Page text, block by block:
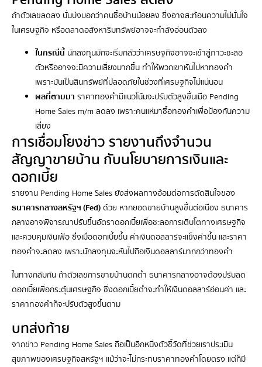
ถ้าตัวเลขลดลง นั่นบ่งบอกว่าคนซื้อบ้านน้อยลง ซึ่งอาจสะท้อนความไม่มั่นใจ
ในเศรษฐกิจ หรือตลาดอสังหาริมทรัพย์อาจจะกำลังอ่อนตัวลง
ในกรณีนี้ นักลงทุนมักจะเริ่มกลัวว่าเศรษฐกิจอาจจะเข้าสู่ภาวะชะลอ
ตัวหรืออาจจะมีความเสี่ยงมากขึ้น ทำให้พวกเขาหันไปหาทองคำ
เพราะมันเป็นสินทรัพย์ที่ปลอดภัยในช่วงที่เศรษฐกิจไม่แน่นอน
ผลที่ตามมา ราคาทองคำมีแนวโน้มจะปรับตัวสูงขึ้นเมื่อ Pending
Home Sales m/m ลดลง เพราะคนแห่มาซื้อทองคำเพื่อป้องกันความ
เสี่ยง
การเชื่อมโยงข่าว รายงานถึงจำนวน
สัญญาขายบ้าน กับนโยบายการเงินและ
ดอกเบี้ย
รายงาน Pending Home Sales ยังส่งผลทางอ้อมต่อการตัดสินใจของ
ธนาคารกลางสหรัฐฯ (Fed)ด้วย หากยอดขายบ้านสูงขึ้นต่อเนื่อง ธนาคาร
กลางอาจพิจารณาปรับขึ้นอัตราดอกเบี้ยเพื่อชะลอการเติบโตทางเศรษฐกิจ
และควบคุมเงินเฟ้อ ซึ่งเมื่อดอกเบี้ยขึ้น ค่าเงินดอลลาร์จะแข็งค่าขึ้น และราคา
ทองคำจะลดลง เพราะนักลงทุนจะหันไปถือเงินดอลลาร์มากกว่าทองคำ
ในทางกลับกัน ถ้าตัวเลขการขายบ้านตกต่ำ ธนาคารกลางอาจต้องปรับลด
ดอกเบี้ยเพื่อกระตุ้นเศรษฐกิจ ซึ่งดอกเบี้ยต่ำจะทำให้เงินดอลลาร์อ่อนค่า และ
ราคาทองคำก็จะปรับตัวสูงขึ้นตาม
บทส่งท้าย
จากข่าว Pending Home Sales ถือเป็นอีกหนึ่งตัวชี้วัดที่ช่วยเราประเมิน
สุขภาพของเศรษฐกิจสหรัฐฯ แม้ว่าจะไม่กระทบราคาทองคำโดยตรง แต่ก็มี